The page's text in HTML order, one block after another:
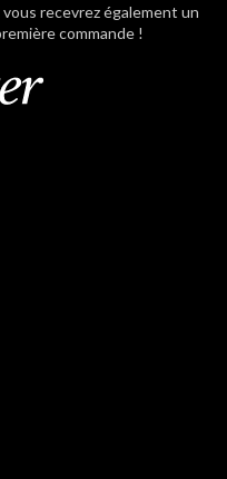
recevrez également un
commande !